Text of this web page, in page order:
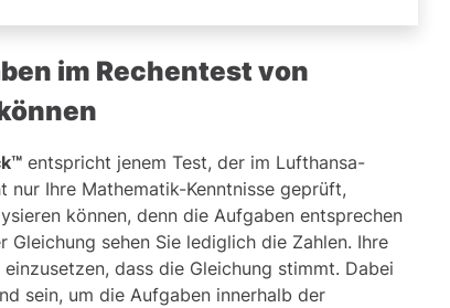
im Rechentest von
entspricht jenem Test, der im Lufthansa-
Ihre Mathematik-Kenntnisse geprüft,
können, denn die Aufgaben entsprechen
sehen Sie lediglich die Zahlen. Ihre
dass die Gleichung stimmt. Dabei
sein, um die Aufgaben innerhalb der